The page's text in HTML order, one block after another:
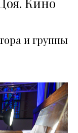
и группы